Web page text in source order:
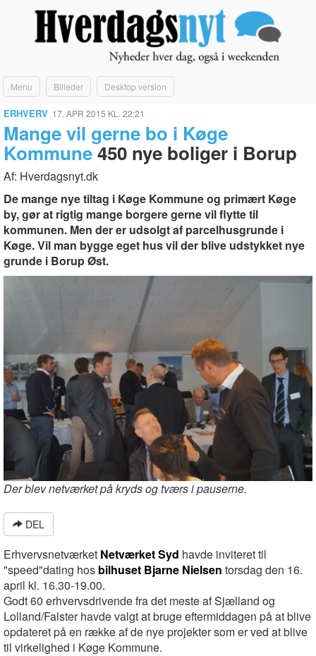
Menu Billeder Desktop version
ERHVERV 17. APR 2015 KL. 22:21
Mange vil gerne bo i Køge
Kommune450 nye boliger i Borup
Af: Hverdagsnyt.dk
De mange nye tiltag i Køge Kommune og primært Køge
by, gør at rigtig mange borgere gerne vil flytte til
kommunen. Men der er udsolgt af parcelhusgrunde i
Køge. Vil man bygge eget hus vil der blive udstykket nye
grunde i Borup Øst.
Der blev netværket på kryds og tværs i pauserne.
DEL
Erhvervsnetværket Netværket Syd havde inviteret til
"speed"dating hos bilhuset Bjarne Nielsen torsdag den 16.
april kl. 16.30-19.00.
Godt 60 erhvervsdrivende fra det meste af Sjælland og
Lolland/Falster havde valgt at bruge eftermiddagen på at blive
opdateret på en række af de nye projekter som er ved at blive
til virkelighed i Køge Kommune.